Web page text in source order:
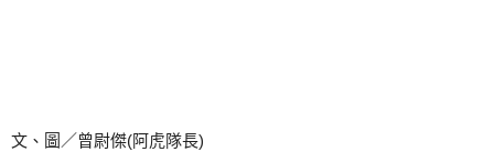
文、圖／曾尉傑(阿虎隊長)